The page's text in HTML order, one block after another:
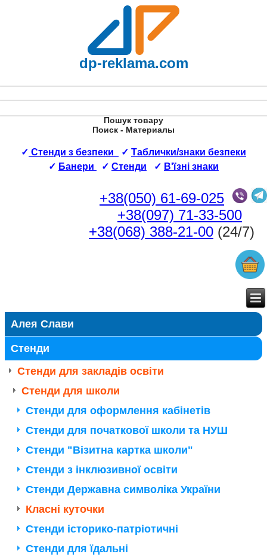
dp-reklama.com
Пошук товару
Поиск - Материалы
✓ Стенди з безпеки ✓ Таблички/знаки безпеки
✓ Банери ✓ Стенди ✓ В'їзні знаки
+38(050) 61-69-025
+38(097) 71-33-500
+38(068) 388-21-00 (24/7)
Алея Слави
Стенди
Стенди для закладів освіти
Стенди для школи
Стенди для оформлення кабінетів
Стенди для початкової школи та НУШ
Стенди "Візитна картка школи"
Стенди з інклюзивної освіти
Стенди Державна символіка України
Класні куточки
Стенди історико-патріотичні
Стенди для їдальні